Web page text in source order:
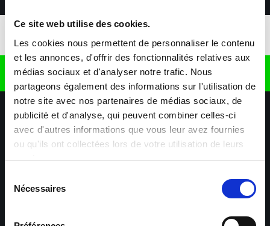
Ce site web utilise des cookies.
Les cookies nous permettent de personnaliser le contenu
et les annonces, d'offrir des fonctionnalités relatives aux
médias sociaux et d'analyser notre trafic. Nous
partageons également des informations sur l'utilisation de
notre site avec nos partenaires de médias sociaux, de
publicité et d'analyse, qui peuvent combiner celles-ci
avec d'autres informations que vous leur avez fournies
ou qu'ils ont collectées lors de votre utilisation de leurs
services.
Nécessaires
Retrouvez nous sur
Nos agences Aide & Contact